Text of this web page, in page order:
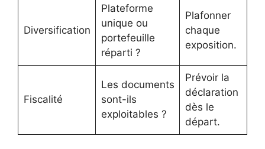
Diversification
Plateforme
unique ou
portefeuille
réparti ?
Plafonner
chaque
exposition.
Fiscalité
Les documents
sont-ils
exploitables ?
Prévoir la
déclaration
dès le
départ.